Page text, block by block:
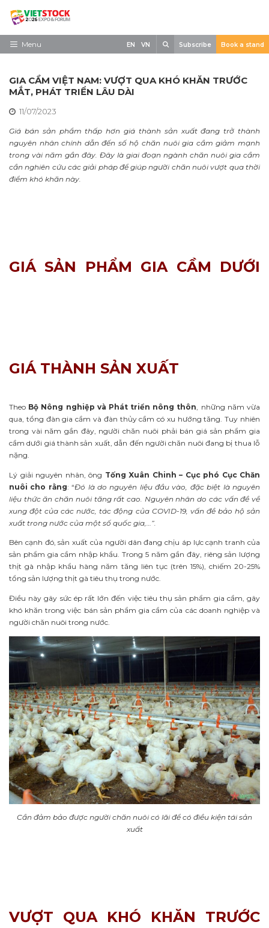
Skip
contentMenu
Về triển lãm
Trưng Bày
Tham Quan
Tin tức
Liên Hệ
EN VN Subscribe Book a stand
GIA CẦM VIỆT NAM: VƯỢT QUA KHÓ KHĂN TRƯỚC
MẮT, PHÁT TRIỂN LÂU DÀI
11/07/2023
Giá bán sản phẩm thấp hơn giá thành sản xuất đang trở thành
nguyên nhân chính dẫn đến số hộ chăn nuôi gia cầm giảm mạnh
trong vài năm gần đây. Đây là giai đoạn ngành chăn nuôi gia cầm
cần nghiên cứu các giải pháp để giúp người chăn nuôi vượt qua thời
điểm khó khăn này.
GIÁ SẢN PHẨM GIA CẦM DƯỚI
GIÁ THÀNH SẢN XUẤT
Theo Bộ Nông nghiệp và Phát triển nông thôn , những năm vừa
qua, tổng đàn gia cầm và đàn thủy cầm có xu hướng tăng. Tuy nhiên
trong vài năm gần đây, người chăn nuôi phải bán giá sản phẩm gia
cầm dưới giá thành sản xuất, dẫn đến người chăn nuôi đang bị thua lỗ
nặng.
Lý giải nguyên nhân, ông Tống Xuân Chinh – Cục phó Cục Chăn
nuôi cho rằng: “Đó là do nguyên liệu đầu vào, đặc biệt là nguyên
liệu thức ăn chăn nuôi tăng rất cao. Nguyên nhân do các vấn đề về
xung đột của các nước, tác động của COVID-19, vấn đề bảo hộ sản
xuất trong nước của một số quốc gia,…”.
Bên cạnh đó, sản xuất của người dân đang chịu áp lực cạnh tranh của
sản phẩm gia cầm nhập khẩu. Trong 5 năm gần đây, riêng sản lượng
thịt gà nhập khẩu hàng năm tăng liên tục (trên 15%), chiếm 20-25%
tổng sản lượng thịt gà tiêu thụ trong nước.
Điều này gây sức ép rất lớn đến việc tiêu thụ sản phẩm gia cầm, gây
khó khăn trong việc bán sản phẩm gia cầm của các doanh nghiệp và
người chăn nuôi trong nước.
Cần đảm bảo được người chăn nuôi có lãi để có điều kiện tái sản
xuất
VƯỢT QUA KHÓ KHĂN TRƯỚC